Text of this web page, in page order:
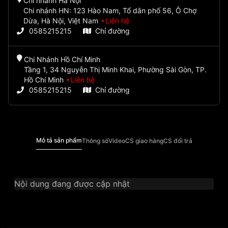
Chi nhánh HN: 123 Hào Nam, Tổ dân phố 56, Ô Chợ
Dừa, Hà Nội, Việt Nam
Liên hệ
0585215215
Chỉ đường
Chi Nhánh Hồ Chí Minh
Tầng 1, 34 Nguyễn Thị Minh Khai, Phường Sài Gòn, TP.
Hồ Chí Minh
Liên hệ
0585215215
Chỉ đường
Mô tả sản phẩmThông sốVideoCS giao hàngCS đổi trả
Nội dung đang được cập nhật